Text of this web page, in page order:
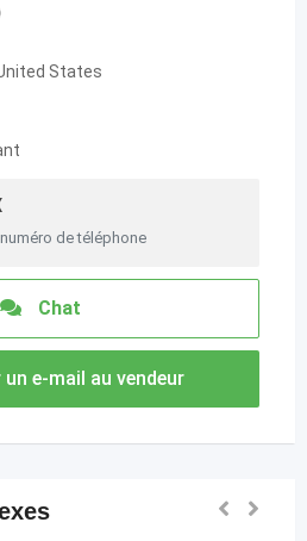
States
de téléphone
Chat
un e-mail au vendeur